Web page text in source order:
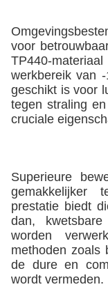
voor
TP440-
werkbereik van
geschikt is voor
tegen straling
cruciale
Superieure
gemakkelijker
prestatie biedt
dan,
worden
methoden zoals
de dure en
wordt vermeden.